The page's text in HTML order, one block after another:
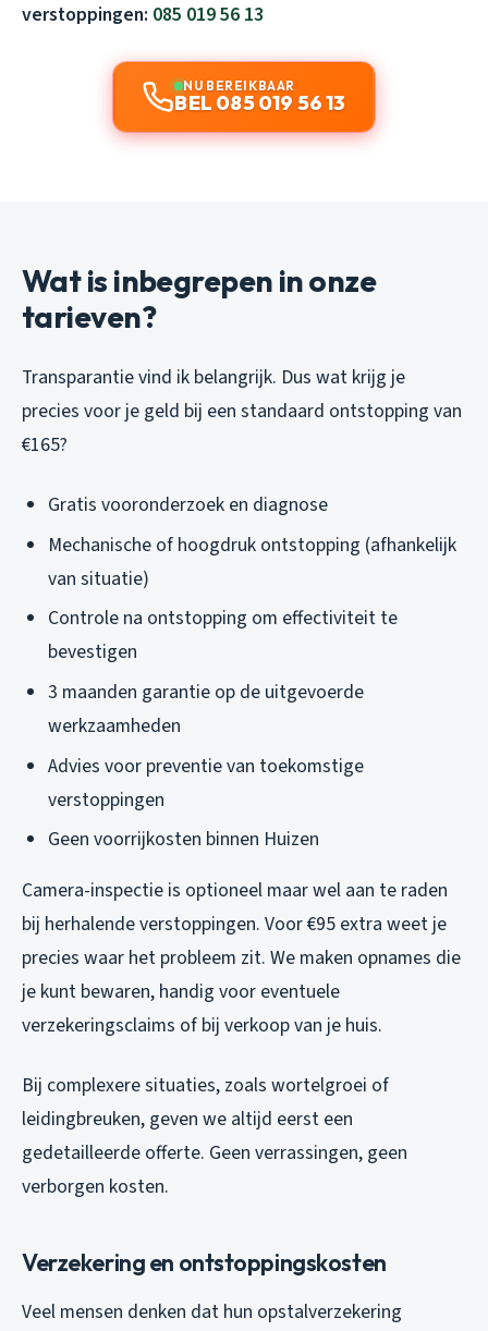
verstoppingen: 085 019 56 13
NU BEREIKBAAR
BEL 085 019 56 13
Wat is inbegrepen in onze
tarieven?
Transparantie vind ik belangrijk. Dus wat krijg je
precies voor je geld bij een standaard ontstopping van
€165?
Gratis vooronderzoek en diagnose
Mechanische of hoogdruk ontstopping (afhankelijk
van situatie)
Controle na ontstopping om effectiviteit te
bevestigen
3 maanden garantie op de uitgevoerde
werkzaamheden
Advies voor preventie van toekomstige
verstoppingen
Geen voorrijkosten binnen Huizen
Camera-inspectie is optioneel maar wel aan te raden
bij herhalende verstoppingen. Voor €95 extra weet je
precies waar het probleem zit. We maken opnames die
je kunt bewaren, handig voor eventuele
verzekeringsclaims of bij verkoop van je huis.
Bij complexere situaties, zoals wortelgroei of
leidingbreuken, geven we altijd eerst een
gedetailleerde offerte. Geen verrassingen, geen
verborgen kosten.
Verzekering en ontstoppingskosten
Veel mensen denken dat hun opstalverzekering